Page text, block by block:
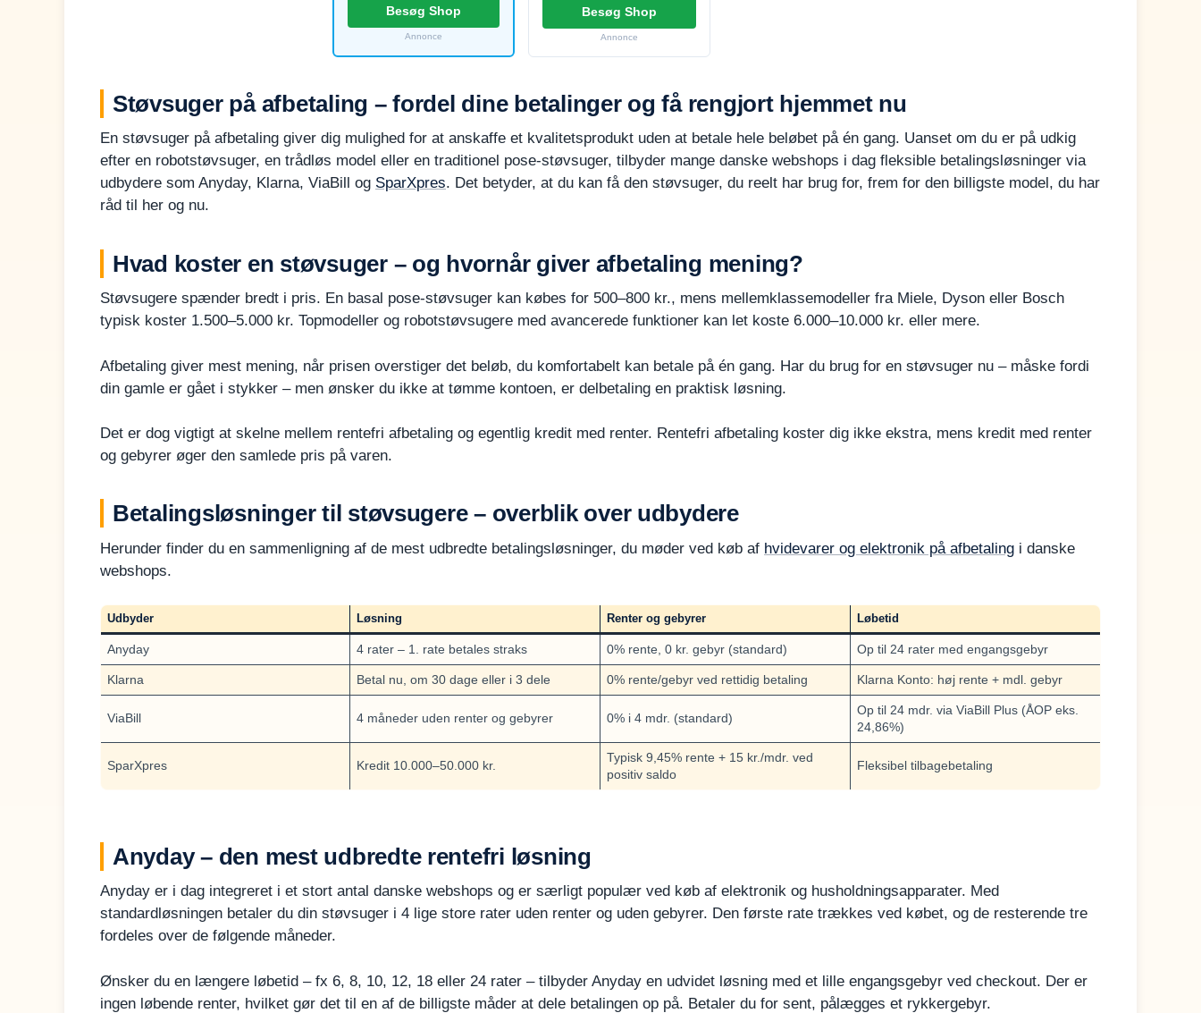
Klarna som
betalingsløsning.
Besøg Shop
Annonce
Besøg Shop
Annonce
Støvsuger på afbetaling – fordel dine betalinger og få rengjort hjemmet nu
En støvsuger på afbetaling giver dig mulighed for at anskaffe et kvalitetsprodukt uden at betale hele beløbet på én gang. Uanset om du er på udkig
efter en robotstøvsuger, en trådløs model eller en traditionel pose-støvsuger, tilbyder mange danske webshops i dag fleksible betalingsløsninger via
udbydere som Anyday, Klarna, ViaBill og SparXpres. Det betyder, at du kan få den støvsuger, du reelt har brug for, frem for den billigste model, du har
råd til her og nu.
Hvad koster en støvsuger – og hvornår giver afbetaling mening?
Støvsugere spænder bredt i pris. En basal pose-støvsuger kan købes for 500–800 kr., mens mellemklassemodeller fra Miele, Dyson eller Bosch
typisk koster 1.500–5.000 kr. Topmodeller og robotstøvsugere med avancerede funktioner kan let koste 6.000–10.000 kr. eller mere.
Afbetaling giver mest mening, når prisen overstiger det beløb, du komfortabelt kan betale på én gang. Har du brug for en støvsuger nu – måske fordi
din gamle er gået i stykker – men ønsker du ikke at tømme kontoen, er delbetaling en praktisk løsning.
Det er dog vigtigt at skelne mellem rentefri afbetaling og egentlig kredit med renter. Rentefri afbetaling koster dig ikke ekstra, mens kredit med renter
og gebyrer øger den samlede pris på varen.
Betalingsløsninger til støvsugere – overblik over udbydere
Herunder finder du en sammenligning af de mest udbredte betalingsløsninger, du møder ved køb af hvidevarer og elektronik på afbetaling i danske
webshops.
Udbyder Løsning Renter og gebyrer Løbetid
Anyday 4 rater – 1. rate betales straks 0% rente, 0 kr. gebyr (standard) Op til 24 rater med engangsgebyr
Klarna Betal nu, om 30 dage eller i 3 dele 0% rente/gebyr ved rettidig betaling Klarna Konto: høj rente + mdl. gebyr
ViaBill 4 måneder uden renter og gebyrer 0% i 4 mdr. (standard)
Op til 24 mdr. via ViaBill Plus (ÅOP eks.
24,86%)
SparXpres Kredit 10.000–50.000 kr.
Typisk 9,45% rente + 15 kr./mdr. ved
positiv saldo
Fleksibel tilbagebetaling
Anyday – den mest udbredte rentefri løsning
Anyday er i dag integreret i et stort antal danske webshops og er særligt populær ved køb af elektronik og husholdningsapparater. Med
standardløsningen betaler du din støvsuger i 4 lige store rater uden renter og uden gebyrer. Den første rate trækkes ved købet, og de resterende tre
fordeles over de følgende måneder.
Ønsker du en længere løbetid – fx 6, 8, 10, 12, 18 eller 24 rater – tilbyder Anyday en udvidet løsning med et lille engangsgebyr ved checkout. Der er
ingen løbende renter, hvilket gør det til en af de billigste måder at dele betalingen op på. Betaler du for sent, pålægges et rykkergebyr.